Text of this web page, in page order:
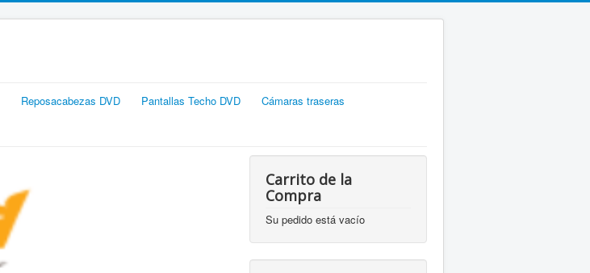
Reposacabezas DVD Pantallas Techo DVD
Cámaras traseras
Carrito de la
Compra
Su pedido está vacío